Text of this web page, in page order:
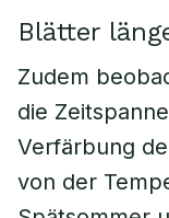
Blätter
Zudem
die
Verfärbung
von der